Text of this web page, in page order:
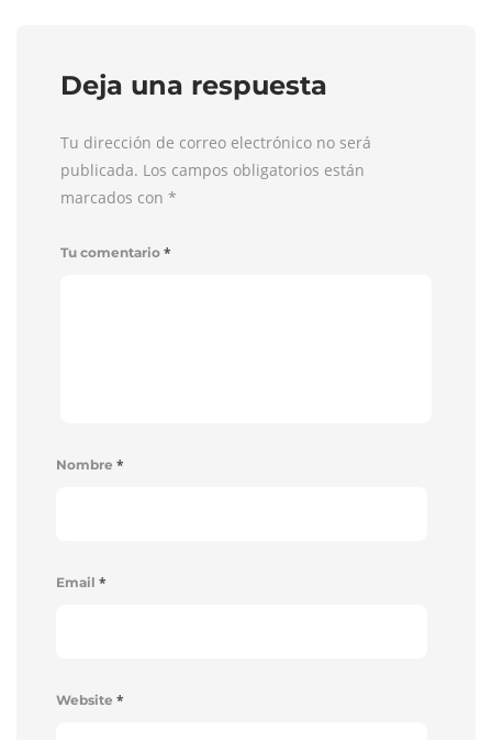
Deja una respuesta
Tu dirección de correo electrónico no será
publicada. Los campos obligatorios están
marcados con *
Tu comentario *
Nombre *
Email *
Website *